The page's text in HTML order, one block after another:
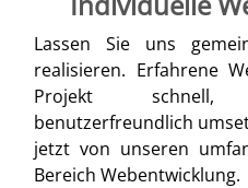
Lassen Sie uns
realisieren. Erfahrene
Projekt schnell,
benutzerfreundlich
jetzt von unseren
Bereich Webentwicklung.